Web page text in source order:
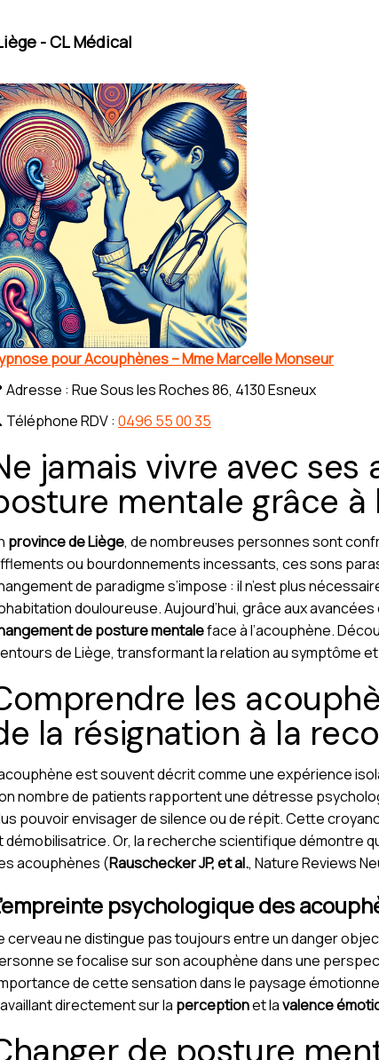
- CL Médical
pour Acouphènes – Mme Marcelle Monseur
Adresse : Rue Sous les Roches 86, 4130 Esneux
Téléphone RDV : 0496 55 00 35
jamais vivre avec
mentale grâce à
province de Liège, de nombreuses personnes sont
ou bourdonnements incessants, ces sons
de paradigme s’impose : il n’est plus
douloureuse. Aujourd’hui, grâce aux avancées
de posture mentaleface à l’acouphène.
de Liège, transformant la relation au symptôme
les
la résignation à la
est souvent décrit comme une expérience
nombre de patients rapportent une détresse
pouvoir envisager de silence ou de répit. Cette
démobilisatrice. Or, la recherche scientifique démontre
acouphènes (Rauschecker JP, et al., Nature Reviews
psychologique des
cerveau ne distingue pas toujours entre un danger
se focalise sur son acouphène dans une
de cette sensation dans le paysage
directement sur la perceptionet lavalence
de posture